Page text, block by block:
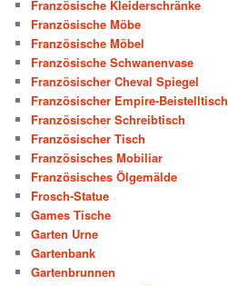
Französische Kleiderschränke
Französische Möbe
Französische Möbel
Französische Schwanenvase
Französischer Cheval Spiegel
Französischer Empire-Beistelltisch
Französischer Schreibtisch
Französischer Tisch
Französisches Mobiliar
Französisches Ölgemälde
Frosch-Statue
Games Tische
Garten Urne
Gartenbank
Gartenbrunnen